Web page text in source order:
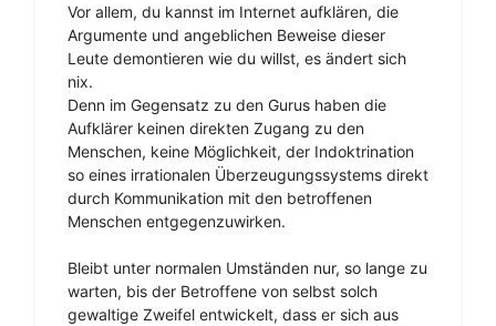
Vor allem, du kannst im Internet aufklären, die
Argumente und angeblichen Beweise dieser
Leute demontieren wie du willst, es ändert sich
nix.
Denn im Gegensatz zu den Gurus haben die
Aufklärer keinen direkten Zugang zu den
Menschen, keine Möglichkeit, der Indoktrination
so eines irrationalen Überzeugungssystems direkt
durch Kommunikation mit den betroffenen
Menschen entgegenzuwirken.
Bleibt unter normalen Umständen nur, so lange zu
warten, bis der Betroffene von selbst solch
gewaltige Zweifel entwickelt, dass er sich aus